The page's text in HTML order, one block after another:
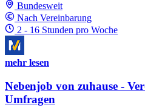
Bundesweit
Nach Vereinbarung
2 - 16 Stunden pro Woche
mehr lesen
Nebenjob von zuhause -
Umfragen